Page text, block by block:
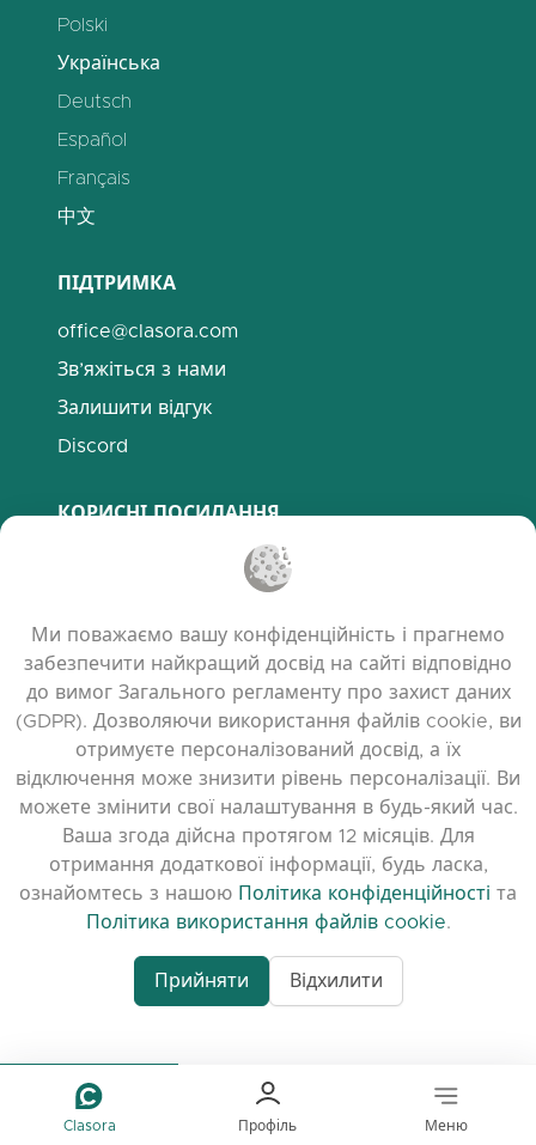
Clasora Профіль Меню
Polski
Українська
Deutsch
Español
Français
中文
ПІДТРИМКА
office@clasora.com
Зв’яжіться з нами
Залишити відгук
Discord
КОРИСНІ ПОСИЛАННЯ
Поширені запитання
Політика використання файлів cookie
Умови користування
Примітки до випуску
www.quora.com/
Agent-7/Maximizing-
of-education-
© 2026 clasora.com platform | Всі права
захищені | Developed byC9 Group
Ми поважаємо вашу конфіденційність і прагнемо
забезпечити найкращий досвід на сайті відповідно
до вимог Загального регламенту про захист даних
(GDPR). Дозволяючи використання файлів cookie, ви
отримуєте персоналізований досвід, а їх
відключення може знизити рівень персоналізації. Ви
можете змінити свої налаштування в будь-який час.
Ваша згода дійсна протягом 12 місяців. Для
отримання додаткової інформації, будь ласка,
ознайомтесь з нашою Політика конфіденційності та
Політика використання файлів cookie.
Прийняти Відхилити